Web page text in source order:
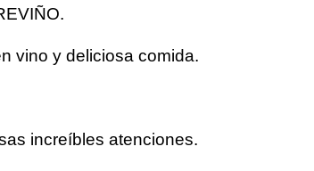
vino y deliciosa comida.
increíbles atenciones.